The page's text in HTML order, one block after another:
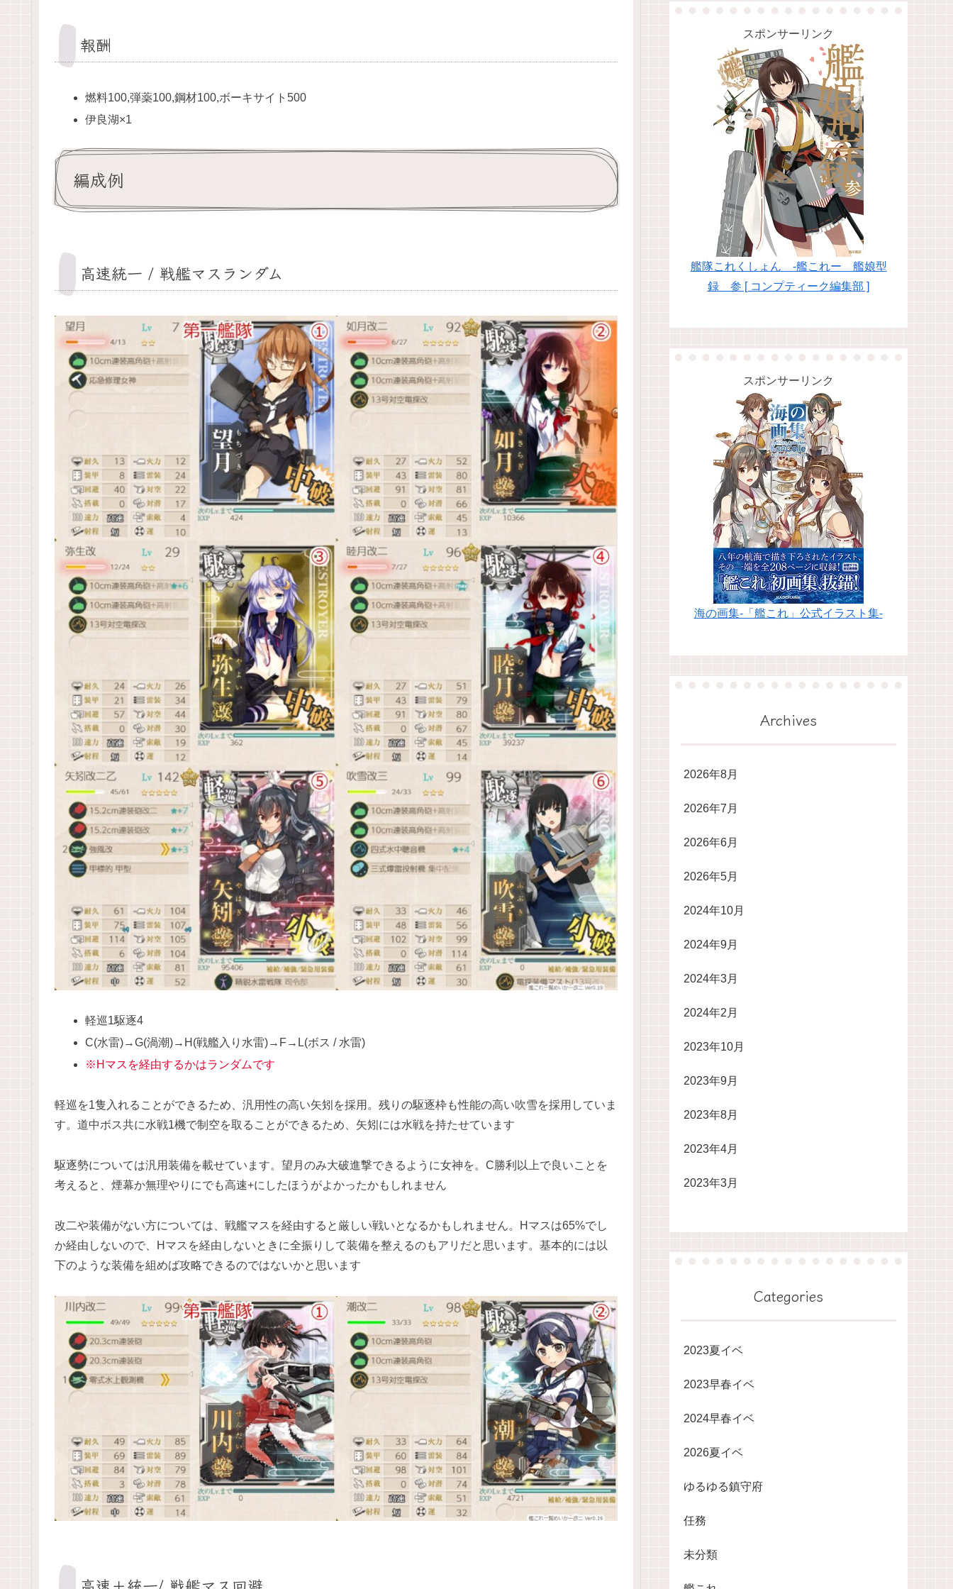
報酬
燃料100,弾薬100,鋼材100,ボーキサイト500
伊良湖×1
編成例
高速統一 / 戦艦マスランダム
軽巡1駆逐4
C(水雷)→G(渦潮)→H(戦艦入り水雷)→F→L(ボス / 水雷)
※Hマスを経由するかはランダムです
軽巡を1隻入れることができるため、汎用性の高い矢矧を採用。残りの駆逐枠も性能の高い吹雪を採用していま
す。道中ボス共に水戦1機で制空を取ることができるため、矢矧には水戦を持たせています
駆逐勢については汎用装備を載せています。望月のみ大破進撃できるように女神を。C勝利以上で良いことを
考えると、煙幕か無理やりにでも高速+にしたほうがよかったかもしれません
改二や装備がない方については、戦艦マスを経由すると厳しい戦いとなるかもしれません。Hマスは65%でし
か経由しないので、Hマスを経由しないときに全振りして装備を整えるのもアリだと思います。基本的には以
下のような装備を組めば攻略できるのではないかと思います
スポンサーリンク
艦隊これくしょん -艦これー 艦娘型
録 参 [ コンプティーク編集部 ]
スポンサーリンク
海の画集-「艦これ」公式イラスト集-
Archives
2026年8月
2026年7月
2026年6月
2026年5月
2024年10月
2024年9月
2024年3月
2024年2月
2023年10月
2023年9月
2023年8月
2023年4月
2023年3月
Categories
2023夏イベ
2023早春イベ
2024早春イベ
2026夏イベ
ゆるゆる鎮守府
任務
未分類